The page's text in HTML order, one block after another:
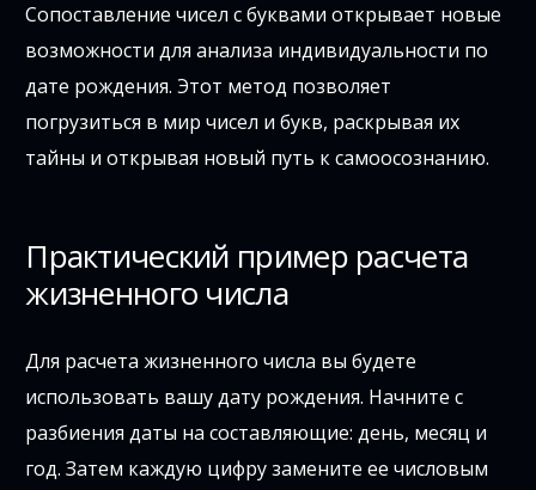
Сопоставление чисел с буквами открывает новые
возможности для анализа индивидуальности по
дате рождения. Этот метод позволяет
погрузиться в мир чисел и букв, раскрывая их
тайны и открывая новый путь к самоосознанию.
Практический пример расчета
жизненного числа
Для расчета жизненного числа вы будете
использовать вашу дату рождения. Начните с
разбиения даты на составляющие: день, месяц и
год. Затем каждую цифру замените ее числовым